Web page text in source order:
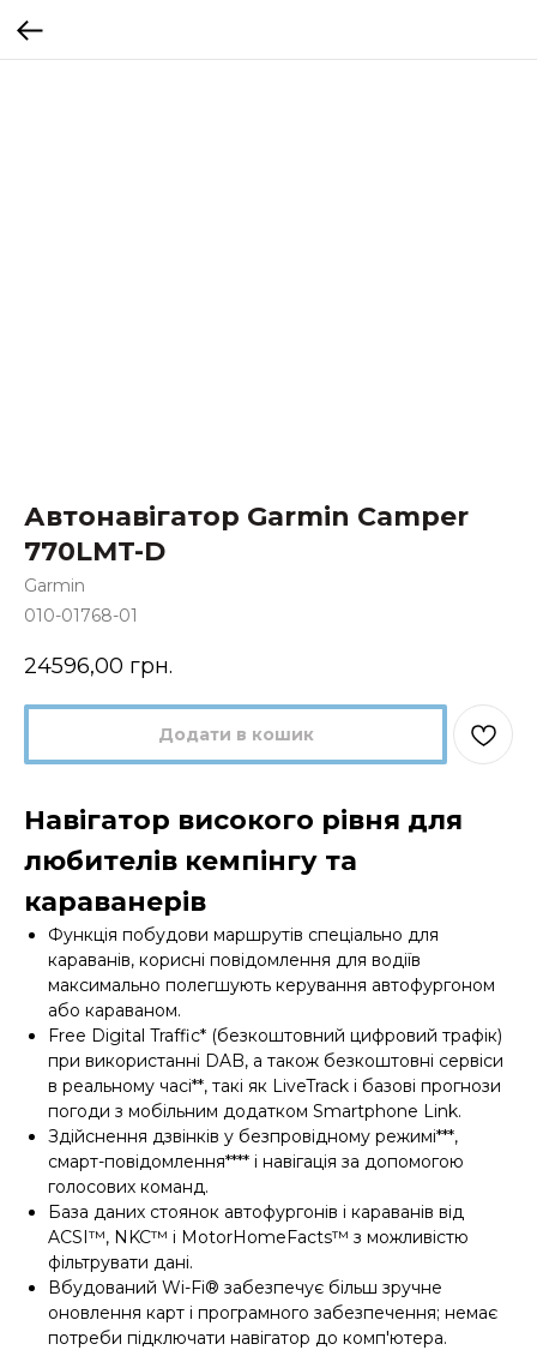
Автонавігатор Garmin Camper
770LMT-D
Garmin
010-01768-01
24596,00 грн.
Додати в кошик
Навігатор високого рівня для
любителів кемпінгу та
караванерів
Функція побудови маршрутів спеціально для
караванів, корисні повідомлення для водіїв
максимально полегшують керування автофургоном
або караваном.
Free Digital Traffic* (безкоштовний цифровий трафік)
при використанні DAB, а також безкоштовні сервіси
в реальному часі**, такі як LiveTrack і базові прогнози
погоди з мобільним додатком Smartphone Link.
Здійснення дзвінків у безпровідному режимі***,
смарт-повідомлення**** і навігація за допомогою
голосових команд.
База даних стоянок автофургонів і караванів від
ACSI™, NKC™ і MotorHomeFacts™ з можливістю
фільтрувати дані.
Вбудований Wi-Fi® забезпечує більш зручне
оновлення карт і програмного забезпечення; немає
потреби підключати навігатор до комп'ютера.